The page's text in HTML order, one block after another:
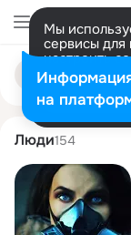
Мы
сервисы для
настроить
Разрешить
Поиск
людям
vyacheslav
Люди154
на